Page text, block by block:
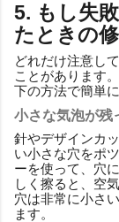
5. もし失
たときの
どれだけ注意し
ことがあります
下の方法で簡単
小さな気泡が残
針やデザインカ
い小さな穴をポ
ーを使って、穴
しく擦ると、空
穴は非常に小さ
ます。